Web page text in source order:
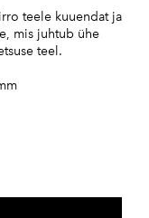
teele kuuendat ja
mis juhtub ühe
teel.